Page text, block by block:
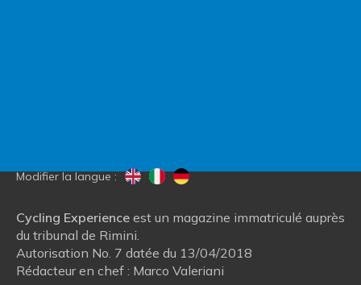
Modifier la langue :
Cycling Experience est un magazine immatriculé auprès
du tribunal de Rimini.
Autorisation No. 7 datée du 13/04/2018
Rédacteur en chef : Marco Valeriani